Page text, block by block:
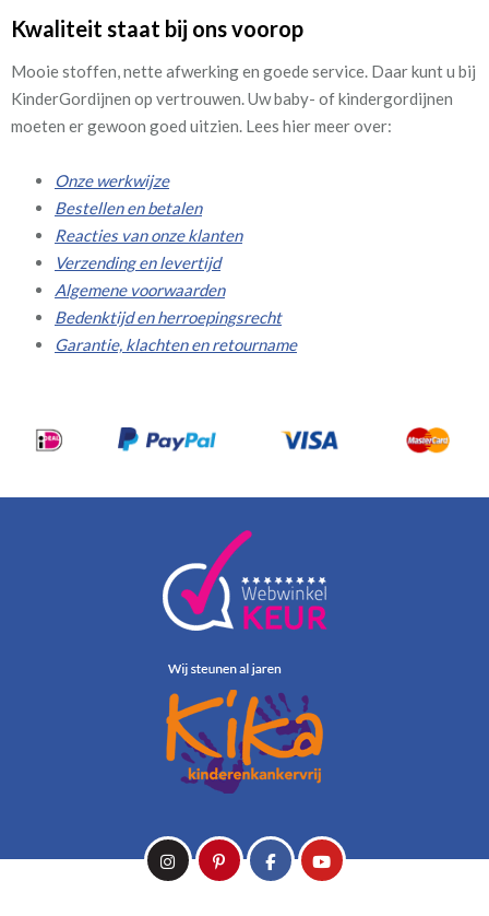
Kwaliteit staat bij ons voorop
Mooie stoffen, nette afwerking en goede service. Daar kunt u bij
KinderGordijnen op vertrouwen. Uw baby- of kindergordijnen
moeten er gewoon goed uitzien. Lees hier meer over:
Onze werkwijze
Bestellen en betalen
Reacties van onze klanten
Verzending en levertijd
Algemene voorwaarden
Bedenktijd en herroepingsrecht
Garantie, klachten en retourname